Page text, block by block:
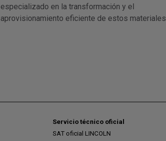
especializado en la transformación y el
aprovisionamiento eficiente de estos materiales.
Servicio técnico oficial
SAT oficial LINCOLN